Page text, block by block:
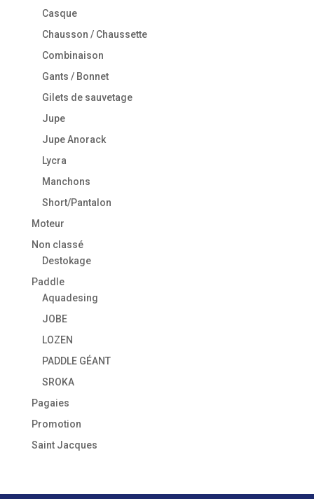
Casque
Chausson / Chaussette
Combinaison
Gants / Bonnet
Gilets de sauvetage
Jupe
Jupe Anorack
Lycra
Manchons
Short/Pantalon
Moteur
Non classé
Destokage
Paddle
Aquadesing
JOBE
LOZEN
PADDLE GÉANT
SROKA
Pagaies
Promotion
Saint Jacques